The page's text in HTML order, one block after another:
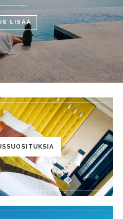
LISÄÄ